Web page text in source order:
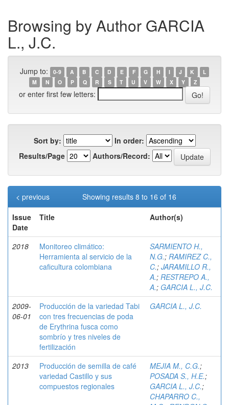
Browsing by Author GARCIA
L., J.C.
Jump to: 0-9 A B C D E F G H I J K
L
M
N O P Q R S T U V W X Y Z
or enter first few letters:
Sort by:
In order:
Results/Page
Authors/Record:
Showing results 8 to 16 of 16
< previous
Issue
Date
Title Author(s)
2018
Monitoreo climático:
Herramienta al servicio de la
caficultura colombiana
SARMIENTO H.,
N.G.; RAMIREZ C.,
C.; JARAMILLO R.,
A.; RESTREPO A.,
A.; GARCIA L., J.C.
2009-
06-01
Producción de la variedad Tabi
con tres frecuencias de poda
de Erythrina fusca como
sombrío y tres niveles de
fertilización
GARCIA L., J.C.
2013
Producción de semilla de café
variedad Castillo y sus
compuestos regionales
MEJIA M., C.G.;
POSADA S., H.E.;
GARCIA L., J.C.;
CHAPARRO C.,